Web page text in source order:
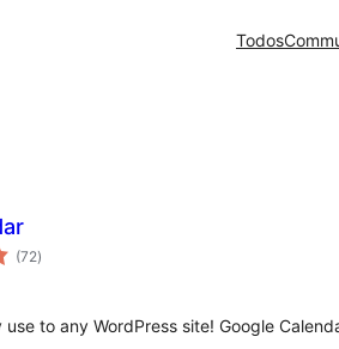
Todos
(72total
de
)
to any WordPress site! Google